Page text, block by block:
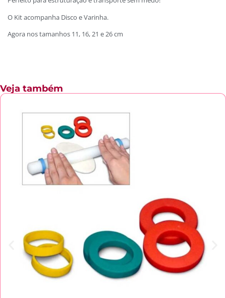
O Kit acompanha Disco e Varinha.
Agora nos tamanhos 11, 16, 21 e 26 cm
Veja também